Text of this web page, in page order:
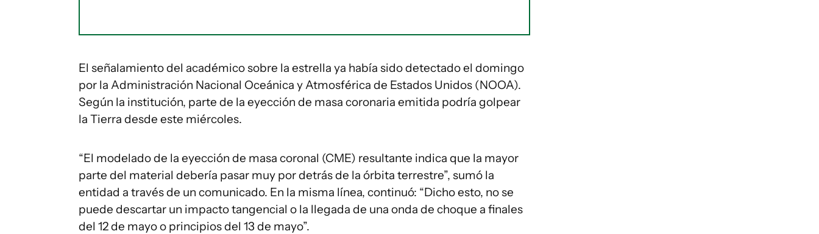
El señalamiento del académico sobre la estrella ya había sido detectado el domingo
por la Administración Nacional Oceánica y Atmosférica de Estados Unidos (NOOA).
Según la institución, parte de la eyección de masa coronaria emitida podría golpear
la Tierra desde este miércoles.
“El modelado de la eyección de masa coronal (CME) resultante indica que la mayor
parte del material debería pasar muy por detrás de la órbita terrestre”, sumó la
entidad a través de un comunicado. En la misma línea, continuó: “Dicho esto, no se
puede descartar un impacto tangencial o la llegada de una onda de choque a finales
del 12 de mayo o principios del 13 de mayo”.